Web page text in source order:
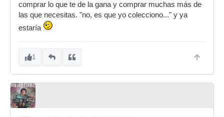
comprar lo que te de la gana y comprar muchas más de
las que necesitas. "no, es que yo colecciono..." y ya
estaría
1